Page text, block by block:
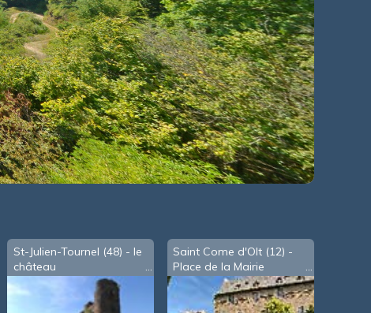
St-Julien-Tournel (48) - le
château
Saint Come d'Olt (12) -
Place de la Mairie